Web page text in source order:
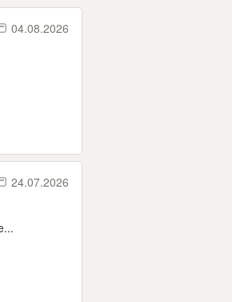
04.08.2026
24.07.2026